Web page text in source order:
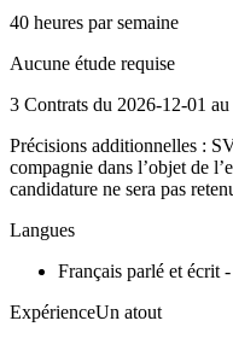
40 heures par semaine
Aucune étude requise
3 Contrats du 2026-12-01
Précisions additionnelles :
compagnie dans l’objet de
candidature ne sera pas
Langues
Français parlé et écrit
ExpérienceUn atout